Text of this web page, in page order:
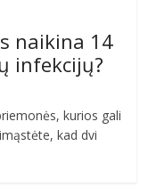
naikina 14
infekcijų?
kurios gali
kad dvi